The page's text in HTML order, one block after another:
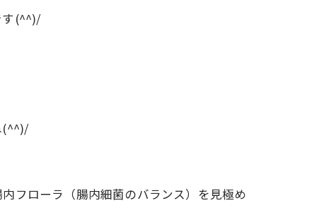
す(^^)/
(^^)/
フローラ（腸内細菌のバランス）を見極め